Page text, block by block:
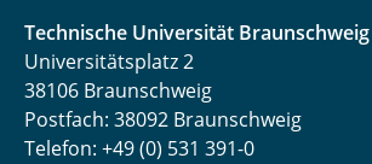
Technische Universität Braunschweig
Universitätsplatz 2
38106 Braunschweig
Postfach: 38092 Braunschweig
Telefon: +49 (0) 531 391-0